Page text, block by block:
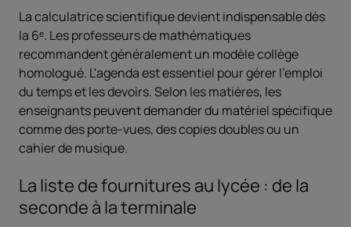
La calculatrice scientifique devient indispensable dès
la 6ᵉ. Les professeurs de mathématiques
recommandent généralement un modèle collège
homologué. L'agenda est essentiel pour gérer l'emploi
du temps et les devoirs. Selon les matières, les
enseignants peuvent demander du matériel spécifique
comme des porte-vues, des copies doubles ou un
cahier de musique.
La liste de fournitures au lycée : de la
seconde à la terminale